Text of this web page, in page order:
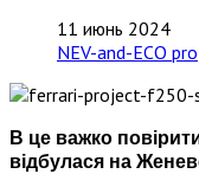
11 июнь 2024
NEV-and-ECO pro
В це важко
відбулася на